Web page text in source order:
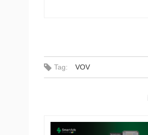
Tag: VOV